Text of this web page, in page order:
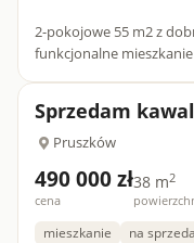
2-pokojowe 55 m2 z dobrym
funkcjonalne
Sprzedam
Pruszków
490 000 zł
cena
38 m2
mieszkanie na